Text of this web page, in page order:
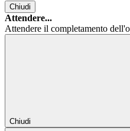
Chiudi
Attendere...
Attendere il completamento
Chiudi